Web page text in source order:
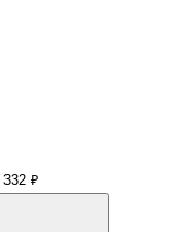
332 ₽